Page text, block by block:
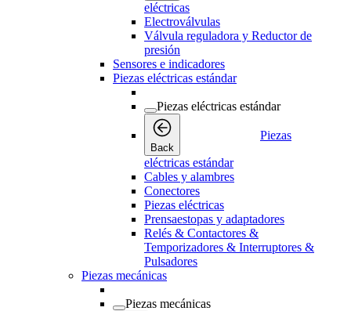
eléctricas
Electroválvulas
Válvula reguladora y Reductor de
presión
Sensores e indicadores
Piezas eléctricas estándar
Piezas eléctricas estándar
Back
Piezas
eléctricas estándar
Cables y alambres
Conectores
Piezas eléctricas
Prensaestopas y adaptadores
Relés & Contactores &
Temporizadores & Interruptores &
Pulsadores
Piezas mecánicas
Piezas mecánicas